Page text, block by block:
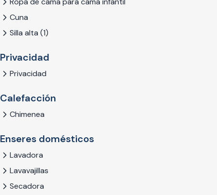
Cuna
Silla alta (1)
Privacidad
Privacidad
Calefacción
Chimenea
Enseres domésticos
Lavadora
Lavavajillas
Secadora